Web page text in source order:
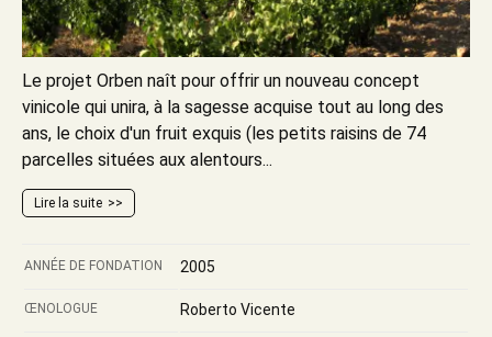
Le projet Orben naît pour offrir un nouveau concept
vinicole qui unira, à la sagesse acquise tout au long des
ans, le choix d'un fruit exquis (les petits raisins de 74
parcelles situées aux alentours...
Lire la suite
ANNÉE DE FONDATION 2005
ŒNOLOGUE Roberto Vicente